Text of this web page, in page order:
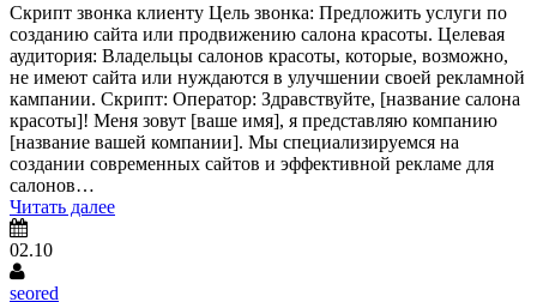
Скрипт звонка клиенту Цель звонка: Предложить услуги по
созданию сайта или продвижению салона красоты. Целевая
аудитория: Владельцы салонов красоты, которые, возможно,
не имеют сайта или нуждаются в улучшении своей рекламной
кампании. Скрипт: Оператор: Здравствуйте, [название салона
красоты]! Меня зовут [ваше имя], я представляю компанию
[название вашей компании]. Мы специализируемся на
создании современных сайтов и эффективной рекламе для
салонов…
Читать далее
02.10
seored